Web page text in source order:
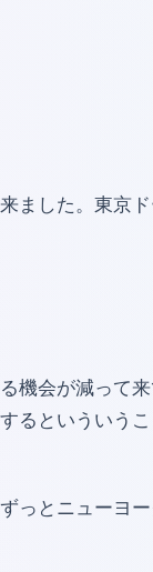
ました。東京
会が減って
といういう
っとニューヨ